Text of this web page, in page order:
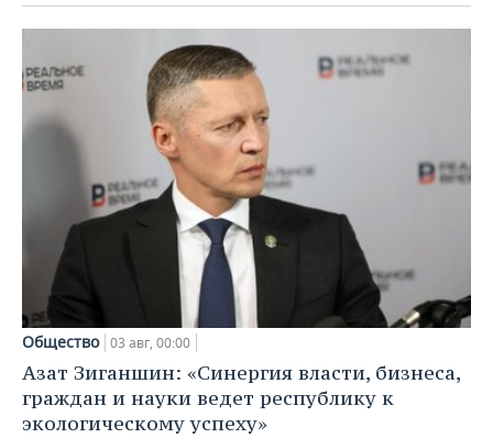
Общество 03 авг, 00:00
Азат Зиганшин: «Синергия власти, бизнеса,
граждан и науки ведет республику к
экологическому успеху»